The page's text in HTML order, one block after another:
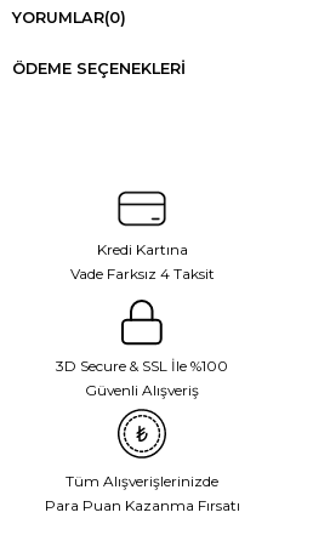
YORUMLAR(0)
ÖDEME SEÇENEKLERI
Kredi Kartına
Vade Farksız 4 Taksit
3D Secure & SSL İle %100
Güvenli Alışveriş
Tüm Alışverişlerinizde
Para Puan Kazanma Fırsatı